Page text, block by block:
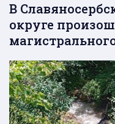
В
округе